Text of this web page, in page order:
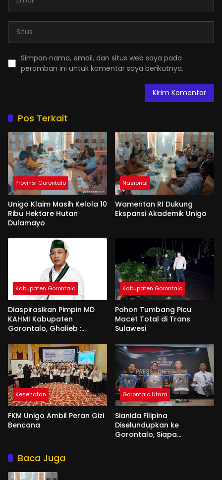
Simpan nama, email, dan situs web saya pada
peramban ini untuk komentar saya berikutnya.
Pos Terkait
Provinsi Gorontalo
Unigo Klaim Masih Kelola 10
Ribu Hektare Hutan
Dulamayo
Nasional
Wamentan RI Dukung
Ekspansi Akademik Unigo
Kabupaten Gorontalo
Diaspirasikan Pimpin MD
KAHMI Kabupaten
Gorontalo, Ghalieb :
Kabupaten Gorontalo
Pohon Tumbang Picu
Macet Total di Trans
Sulawesi
Kesehatan
FKM Unigo Ambil Peran Gizi
Bencana
Gorontalo Utara
Sianida Filipina
Diselundupkan ke
Gorontalo, Siapa
Baca Juga